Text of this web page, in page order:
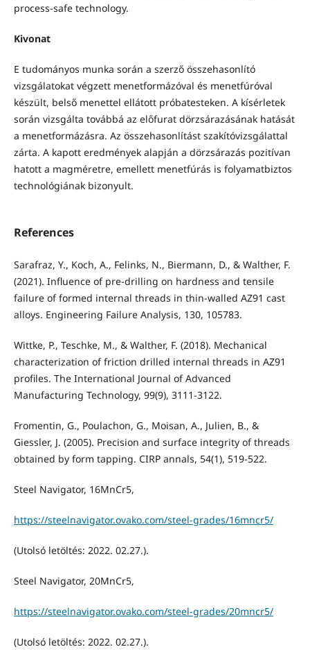
process-safe technology.
Kivonat
E tudományos munka során a szerző összehasonlító
vizsgálatokat végzett menetformázóval és menetfúróval
készült, belső menettel ellátott próbatesteken. A kísérletek
során vizsgálta továbbá az előfurat dörzsárazásának hatását
a menetformázásra. Az összehasonlítást szakítóvizsgálattal
zárta. A kapott eredmények alapján a dörzsárazás pozitívan
hatott a magméretre, emellett menetfúrás is folyamatbiztos
technológiának bizonyult.
References
Sarafraz, Y., Koch, A., Felinks, N., Biermann, D., & Walther, F.
(2021). Influence of pre-drilling on hardness and tensile
failure of formed internal threads in thin-walled AZ91 cast
alloys. Engineering Failure Analysis, 130, 105783.
Wittke, P., Teschke, M., & Walther, F. (2018). Mechanical
characterization of friction drilled internal threads in AZ91
profiles. The International Journal of Advanced
Manufacturing Technology, 99(9), 3111-3122.
Fromentin, G., Poulachon, G., Moisan, A., Julien, B., &
Giessler, J. (2005). Precision and surface integrity of threads
obtained by form tapping. CIRP annals, 54(1), 519-522.
Steel Navigator, 16MnCr5,
https://steelnavigator.ovako.com/steel-grades/16mncr5/
(Utolsó letöltés: 2022. 02.27.).
Steel Navigator, 20MnCr5,
https://steelnavigator.ovako.com/steel-grades/20mncr5/
(Utolsó letöltés: 2022. 02.27.).